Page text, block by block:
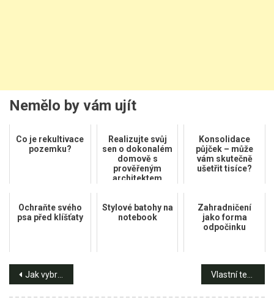
Nemělo by vám ujít
Co je rekultivace
pozemku?
Realizujte svůj
sen o dokonalém
domově s
prověřeným
architektem
Konsolidace
půjček – může
vám skutečně
ušetřit tisíce?
Ochraňte svého
psa před klíšťaty
Stylové batohy na
notebook
Zahradničení
jako forma
odpočinku
Navigace
Jak vybrat kvalitní zahradní sekačku v pěti krocích?